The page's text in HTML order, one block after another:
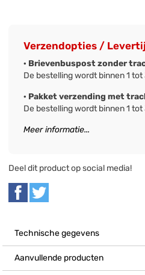
Verzendopties /
· Brievenbuspost zonder
De bestelling wordt binnen 1
· Pakket verzending met
De bestelling wordt binnen 1
Meer informatie...
Deel dit product op social media!
Technische gegevens
Aanvullende producten